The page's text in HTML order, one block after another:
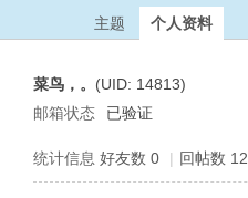
主题 个人资料
菜鸟，。 (UID: 14813)
邮箱状态
已验证
统计信息 好友数 0 | 回帖数 12